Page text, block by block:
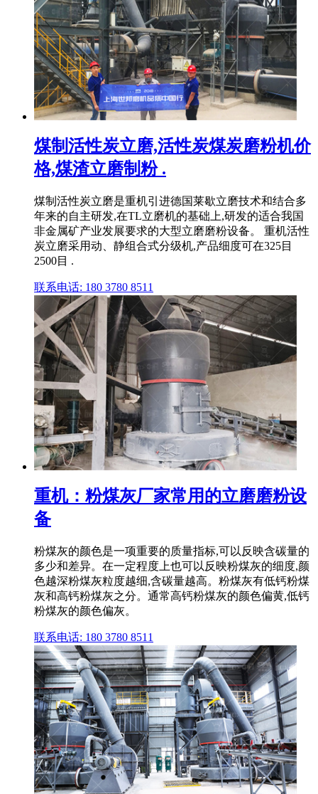
煤制活性炭立磨,活性炭煤炭磨粉机价
格,煤渣立磨制粉 .
煤制活性炭立磨是重机引进德国莱歇立磨技术和结合多
年来的自主研发,在TL立磨机的基础上,研发的适合我国
非金属矿产业发展要求的大型立磨磨粉设备。 重机活性
炭立磨采用动、静组合式分级机,产品细度可在325目
2500目 .
联系电话: 180 3780 8511
重机：粉煤灰厂家常用的立磨磨粉设
备
粉煤灰的颜色是一项重要的质量指标,可以反映含碳量的
多少和差异。在一定程度上也可以反映粉煤灰的细度,颜
色越深粉煤灰粒度越细,含碳量越高。粉煤灰有低钙粉煤
灰和高钙粉煤灰之分。通常高钙粉煤灰的颜色偏黄,低钙
粉煤灰的颜色偏灰。
联系电话: 180 3780 8511